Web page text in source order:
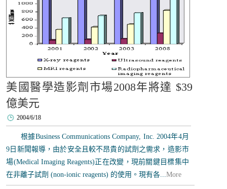
美國醫學造影劑市場2008年將達 $39
億美元
2004/6/18
根據Business Communications Company, Inc. 2004年4月
9日新聞報導，由於安全且較不昂貴的試劑之需求，造影市
場(Medical Imaging Reagents)正在改變，現前關鍵目標集中
在非離子試劑 (non-ionic reagents) 的使用。現有各...More